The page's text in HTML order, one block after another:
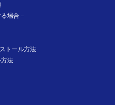
場合－
トール方法
法